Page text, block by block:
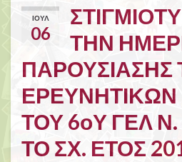
ΙΟΎΛ
06
ΤΗΝ
ΠΑΡΟΥΣΙΑΣΗΣ
ΕΡΕΥΝΗΤΙΚΩΝ
ΤΟΥ 6οΥ ΓΕΛ Ν.
ΤΟ ΣΧ. ΕΤΟΣ